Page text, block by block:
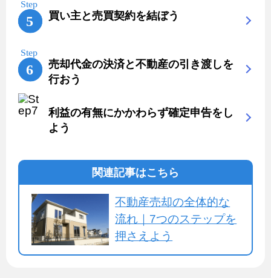
買い主と売買契約を結ぼう
売却代金の決済と不動産の引き渡しを
行おう
利益の有無にかかわらず確定申告をし
よう
関連記事はこちら
不動産売却の全体的な
流れ｜7つのステップを
押さえよう